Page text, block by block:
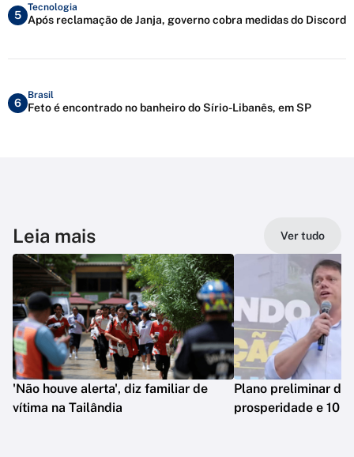
5
Tecnologia
Após reclamação de Janja, governo cobra medidas do Discord
6
Brasil
Feto é encontrado no banheiro do Sírio-Libanês, em SP
Leia mais Ver tudo
'Não houve alerta', diz familiar de
vítima na Tailândia
Plano preliminar de
prosperidade e 10